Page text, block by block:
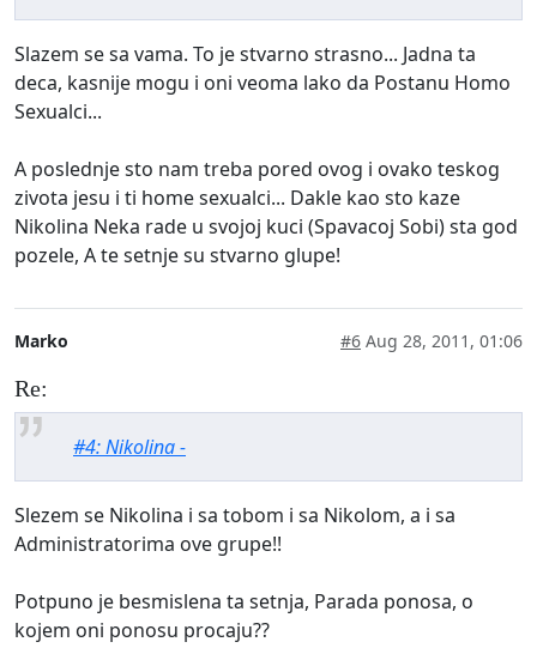
Slazem se sa vama. To je stvarno strasno... Jadna ta
deca, kasnije mogu i oni veoma lako da Postanu Homo
Sexualci...
A poslednje sto nam treba pored ovog i ovako teskog
zivota jesu i ti home sexualci... Dakle kao sto kaze
Nikolina Neka rade u svojoj kuci (Spavacoj Sobi) sta god
pozele, A te setnje su stvarno glupe!
Marko #6 Aug 28, 2011, 01:06
Re:
#4: Nikolina -
Slezem se Nikolina i sa tobom i sa Nikolom, a i sa
Administratorima ove grupe!!
Potpuno je besmislena ta setnja, Parada ponosa, o
kojem oni ponosu procaju??